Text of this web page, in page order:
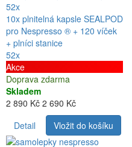
52x
10x plnitelná kapsle SEALPOD
pro Nespresso ® + 120 víček
+ plníci stanice
52x
Akce
Doprava zdarma
Skladem
2 890 Kč 2 690 Kč
Detail
Vložit do košíku